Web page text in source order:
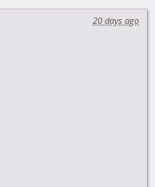
20 days ago